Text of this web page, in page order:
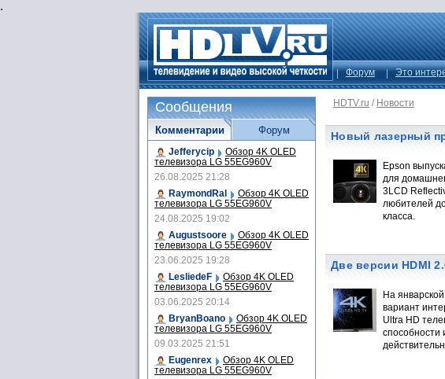
.
Форум Это
HDTV.ru / Новости
Новый лазерный
Epson
для
3LCD
любителей
класса.
Две версии HDMI
На
вариант
Ultra HD
способности
Сообщения
Комментарии
Jefferycip Обзор 4K OLED
телевизора LG 55EG960V
26.08.2025 21:28
RaymondRal
Обзор 4K OLED
телевизора LG 55EG960V
24.08.2025 19:02
Augustsoore
Обзор 4K OLED
телевизора LG 55EG960V
23.06.2025 19:28
LesliedeF
Обзор 4K OLED
телевизора LG 55EG960V
03.06.2025 20:14
BryanBoano
Обзор 4K OLED
телевизора LG 55EG960V
09.03.2025 21:51
Eugenrex
Обзор 4K OLED
телевизора LG 55EG960V
Форум